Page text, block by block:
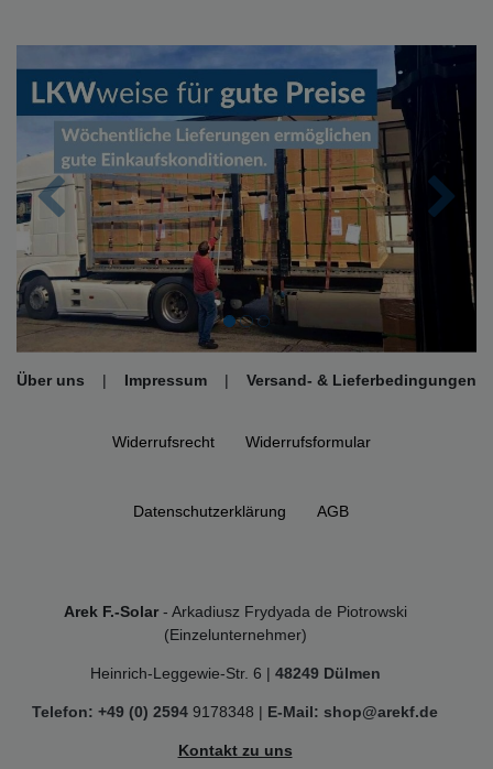
Zurück
Über uns | Impressum | Versand- & Lieferbedingungen
Widerrufs­recht Widerrufs­formular
Daten­schutz­erklärung AGB
Arek F.-Solar- Arkadiusz Frydyada de Piotrowski
(Einzelunternehmer)
Heinrich-Leggewie-Str. 6 | 48249 Dülmen
Telefon: +49 (0) 2594 9178348 | E-Mail: shop@arekf.de
Kontakt zu uns